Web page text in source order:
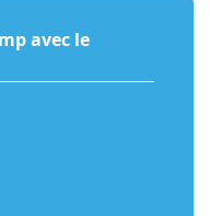
avec le